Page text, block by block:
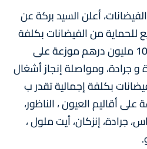
أعلن السيد بركة عن
أشغال 4 مشاريع للحماية من الفيضانات بكلفة
مالية اجمالية تقدر ب 107,61 مليون درهم موزعة على
و جرادة، ومواصلة إنجاز أشغال
بكلفة إجمالية تقدر ب
على أقاليم العيون ، الناظور،
جرادة، إنزكان، أيت ملول ،